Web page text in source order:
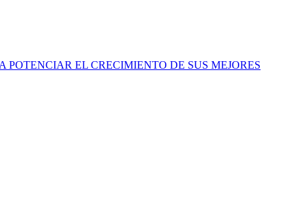
EL CRECIMIENTO DE SUS MEJORES